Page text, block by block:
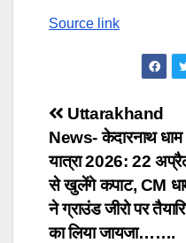
Source link
Post
Uttarakhand
News- केदारनाथ धाम
यात्रा 2026: 22
से खुलेंगे कपाट, CM
ने ग्राउंड जीरो पर
का लिया जायजा…….